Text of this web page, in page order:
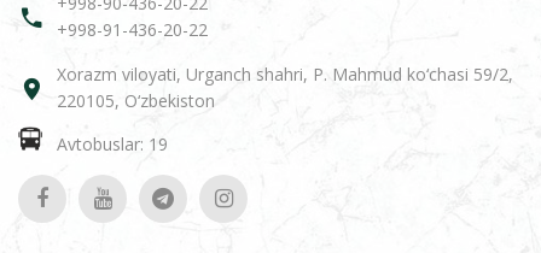
+998-91-436-20-22
Xorazm viloyati, Urganch shahri, P. Mahmud ko‘chasi 59/2,
220105, O‘zbekiston
Avtobuslar: 19